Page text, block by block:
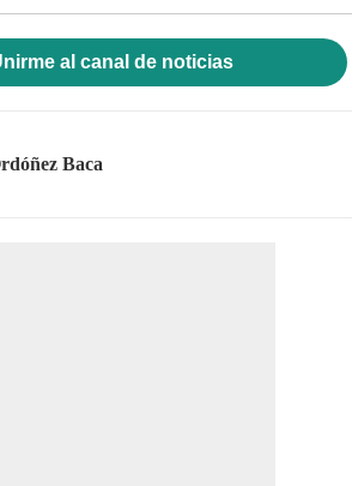
al canal de noticias
Baca